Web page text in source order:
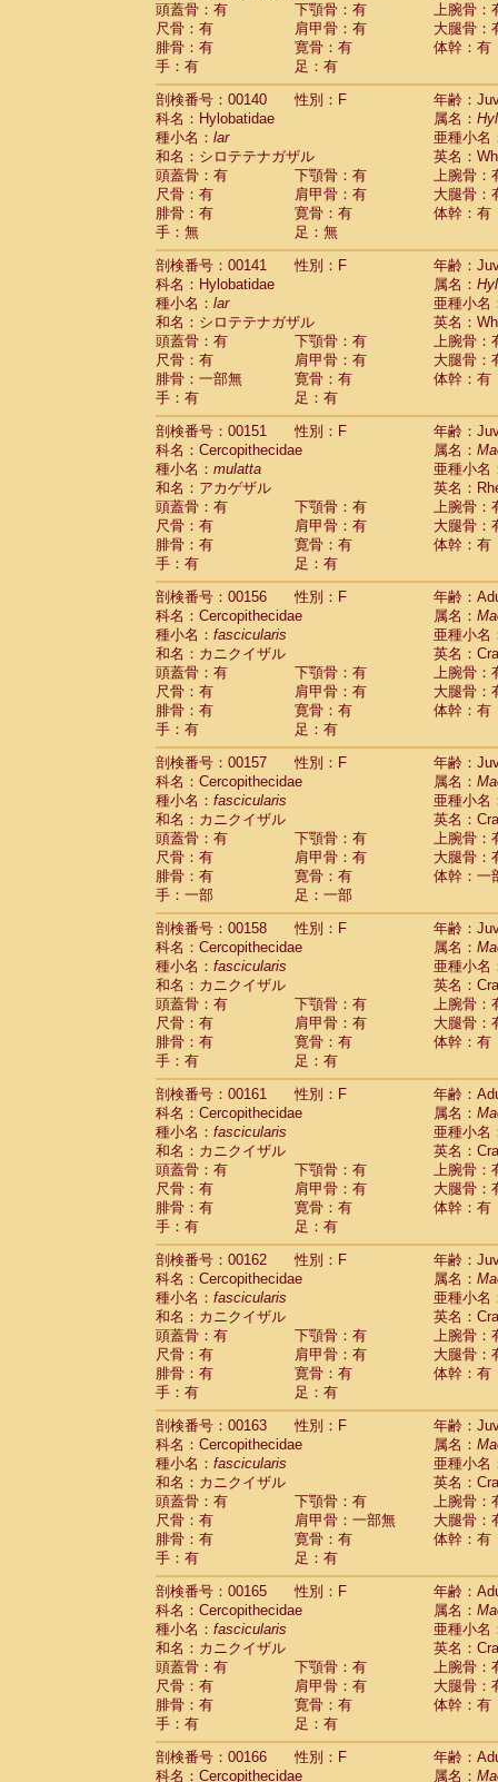
頭蓋骨：有
下顎骨：有
上腕骨：
尺骨：有
肩甲骨：有
大腿骨：
腓骨：有
寛骨：有
体幹：有
手：有
足：有
剖検番号：00140
性別：F
年齢：
科名：Hylobatidae
属名：
種小名： lar
亜種小名
和名：シロテテナガザル
英名：
頭蓋骨：有
下顎骨：有
上腕骨：
尺骨：有
肩甲骨：有
大腿骨：
腓骨：有
寛骨：有
体幹：有
手：無
足：無
剖検番号：00141
性別：F
年齢：
科名：Hylobatidae
属名：
種小名： lar
亜種小名
和名：シロテテナガザル
英名：
頭蓋骨：有
下顎骨：有
上腕骨：
尺骨：有
肩甲骨：有
大腿骨：
腓骨：一部無
寛骨：有
体幹：有
手：有
足：有
剖検番号：00151
性別：F
年齢：
科名：Cercopithecidae
属名：
種小名： mulatta
亜種小名
和名：アカゲザル
英名：
頭蓋骨：有
下顎骨：有
上腕骨：
尺骨：有
肩甲骨：有
大腿骨：
腓骨：有
寛骨：有
体幹：有
手：有
足：有
剖検番号：00156
性別：F
年齢：
科名：Cercopithecidae
属名：
種小名： fascicularis
亜種小名
和名：カニクイザル
英名：
頭蓋骨：有
下顎骨：有
上腕骨：
尺骨：有
肩甲骨：有
大腿骨：
腓骨：有
寛骨：有
体幹：有
手：有
足：有
剖検番号：00157
性別：F
年齢：
科名：Cercopithecidae
属名：
種小名： fascicularis
亜種小名
和名：カニクイザル
英名：
頭蓋骨：有
下顎骨：有
上腕骨：
尺骨：有
肩甲骨：有
大腿骨：
腓骨：有
寛骨：有
体幹：一
手：一部
足：一部
剖検番号：00158
性別：F
年齢：
科名：Cercopithecidae
属名：
種小名： fascicularis
亜種小名
和名：カニクイザル
英名：
頭蓋骨：有
下顎骨：有
上腕骨：
尺骨：有
肩甲骨：有
大腿骨：
腓骨：有
寛骨：有
体幹：有
手：有
足：有
剖検番号：00161
性別：F
年齢：
科名：Cercopithecidae
属名：
種小名： fascicularis
亜種小名
和名：カニクイザル
英名：
頭蓋骨：有
下顎骨：有
上腕骨：
尺骨：有
肩甲骨：有
大腿骨：
腓骨：有
寛骨：有
体幹：有
手：有
足：有
剖検番号：00162
性別：F
年齢：
科名：Cercopithecidae
属名：
種小名： fascicularis
亜種小名
和名：カニクイザル
英名：
頭蓋骨：有
下顎骨：有
上腕骨：
尺骨：有
肩甲骨：有
大腿骨：
腓骨：有
寛骨：有
体幹：有
手：有
足：有
剖検番号：00163
性別：F
年齢：
科名：Cercopithecidae
属名：
種小名： fascicularis
亜種小名
和名：カニクイザル
英名：
頭蓋骨：有
下顎骨：有
上腕骨：
尺骨：有
肩甲骨：一部無
大腿骨：
腓骨：有
寛骨：有
体幹：有
手：有
足：有
剖検番号：00165
性別：F
年齢：
科名：Cercopithecidae
属名：
種小名： fascicularis
亜種小名
和名：カニクイザル
英名：
頭蓋骨：有
下顎骨：有
上腕骨：
尺骨：有
肩甲骨：有
大腿骨：
腓骨：有
寛骨：有
体幹：有
手：有
足：有
剖検番号：00166
性別：F
年齢：
科名：Cercopithecidae
属名：